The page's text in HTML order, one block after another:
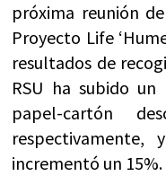
próxima reunión
Proyecto Life
resultados de
RSU ha subido
papel-cartón
incrementó un 15%.